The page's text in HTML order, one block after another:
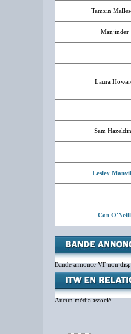
Tamzin
Manjinder
Laura
Sam
Lesley
Con O'Neill
Bande annonce VF non
Aucun média associé.